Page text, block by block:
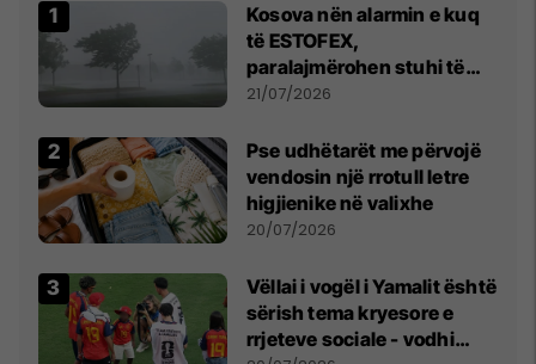
Kosova nën alarmin e kuq
të ESTOFEX,
paralajmërohen stuhi të
fuqishme me breshër dhe
21/07/2026
Pse udhëtarët me përvojë
vendosin një rrotull letre
higjienike në valixhe
20/07/2026
Vëllai i vogël i Yamalit është
sërish tema kryesore e
rrjeteve sociale - vodhi